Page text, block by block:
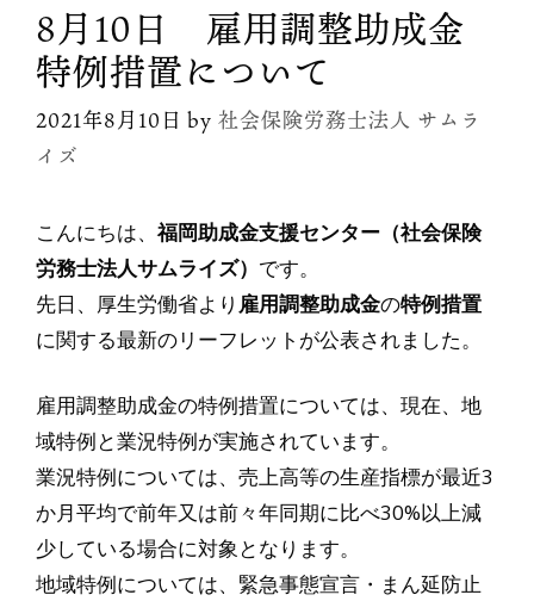
8月10日 雇用調整助成金
特例措置について
2021年8月10日 by 社会保険労務士法人 サムラ
イズ
こんにちは、福岡助成金支援センター（社会保険
労務士法人サムライズ） です。
先日、厚生労働省より 雇用調整助成金の特例措置
に関する最新のリーフレットが公表されました。
雇用調整助成金の特例措置については、現在、地
域特例と業況特例が実施されています。
業況特例については、売上高等の生産指標が最近3
か月平均で前年又は前々年同期に比べ30%以上減
少している場合に対象となります。
地域特例については、緊急事態宣言・まん延防止